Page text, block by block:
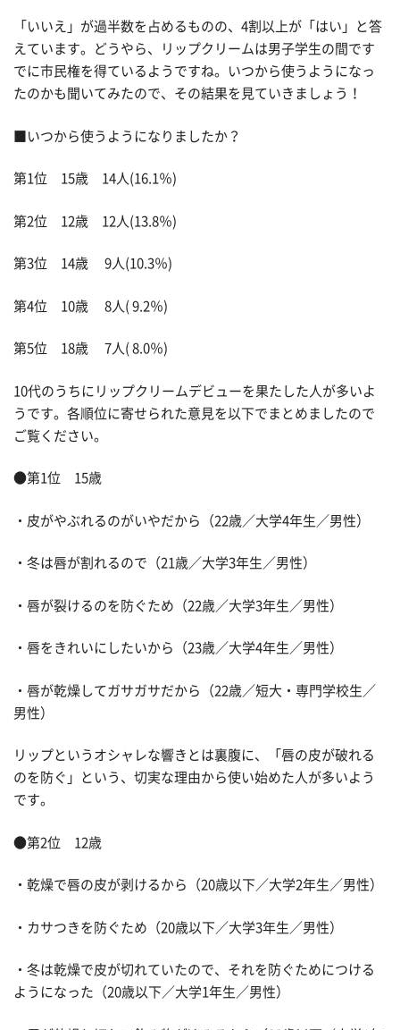
「いいえ」が過半数を占めるものの、4割以上が「はい」と答
えています。どうやら、リップクリームは男子学生の間です
でに市民権を得ているようですね。いつから使うようになっ
たのかも聞いてみたので、その結果を見ていきましょう！
■いつから使うようになりましたか？
第1位 15歳 14人(16.1％)
第2位 12歳 12人(13.8％)
第3位 14歳 9人(10.3％)
第4位 10歳 8人( 9.2％)
第5位 18歳 7人( 8.0％)
10代のうちにリップクリームデビューを果たした人が多いよ
うです。各順位に寄せられた意見を以下でまとめましたので
ご覧ください。
●第1位 15歳
・皮がやぶれるのがいやだから（22歳／大学4年生／男性）
・冬は唇が割れるので（21歳／大学3年生／男性）
・唇が裂けるのを防ぐため（22歳／大学3年生／男性）
・唇をきれいにしたいから（23歳／大学4年生／男性）
・唇が乾燥してガサガサだから（22歳／短大・専門学校生／
男性）
リップというオシャレな響きとは裏腹に、「唇の皮が破れる
のを防ぐ」という、切実な理由から使い始めた人が多いよう
です。
●第2位 12歳
・乾燥で唇の皮が剥けるから（20歳以下／大学2年生／男性）
・カサつきを防ぐため（20歳以下／大学3年生／男性）
・冬は乾燥で皮が切れていたので、それを防ぐためにつける
ようになった（20歳以下／大学1年生／男性）